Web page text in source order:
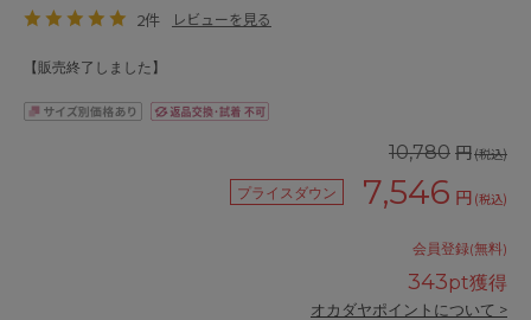
2件 レビューを見る
【販売終了しました】
10,780 円(税込)
プライスダウン 7,546 円 (税込)
会員登録(無料)
343pt獲得
オカダヤポイントについて >